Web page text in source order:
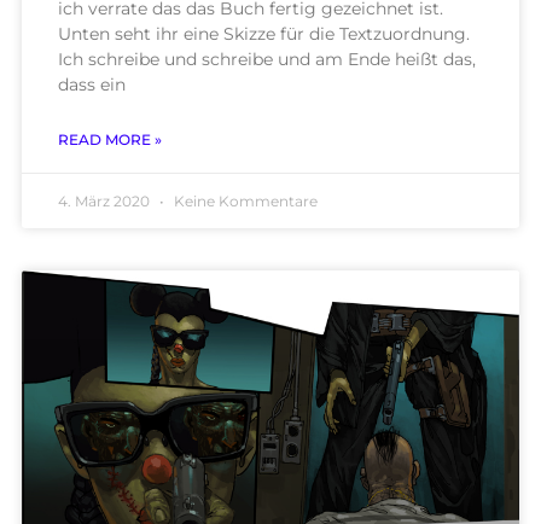
ich verrate das das Buch fertig gezeichnet ist.
Unten seht ihr eine Skizze für die Textzuordnung.
Ich schreibe und schreibe und am Ende heißt das,
dass ein
READ MORE »
4. März 2020 Keine Kommentare